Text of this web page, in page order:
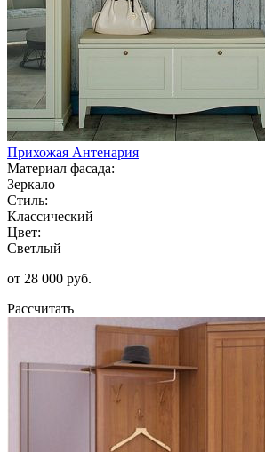
Прихожая Антенария
Материал фасада:
Зеркало
Стиль:
Классический
Цвет:
Светлый
от 28 000 руб.
Рассчитать